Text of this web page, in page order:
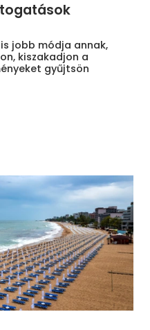
jobb módja annak,
kiszakadjon a
gyűjtsön